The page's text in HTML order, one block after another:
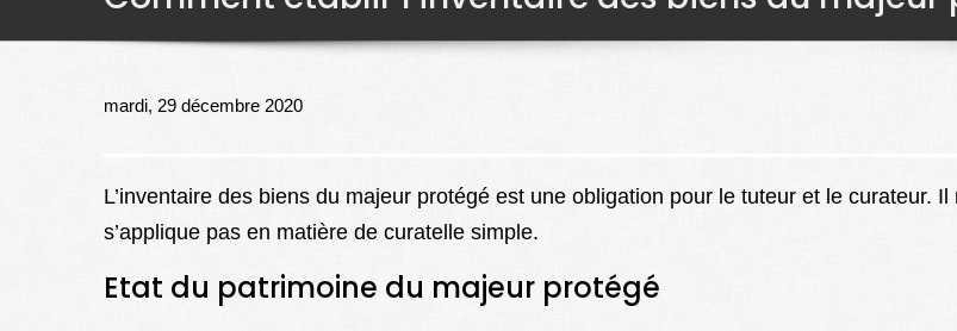
mardi, 29 décembre 2020
L’inventaire des biens du majeur protégé est une obligation pour le tuteur et le curateur. Il
s’applique pas en matière de curatelle simple.
Etat du patrimoine du majeur protégé